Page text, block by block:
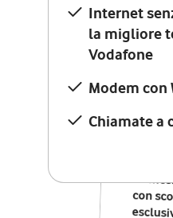
Internet
la migliore
Vodafone
Modem con
Chiamate a
la
12
con